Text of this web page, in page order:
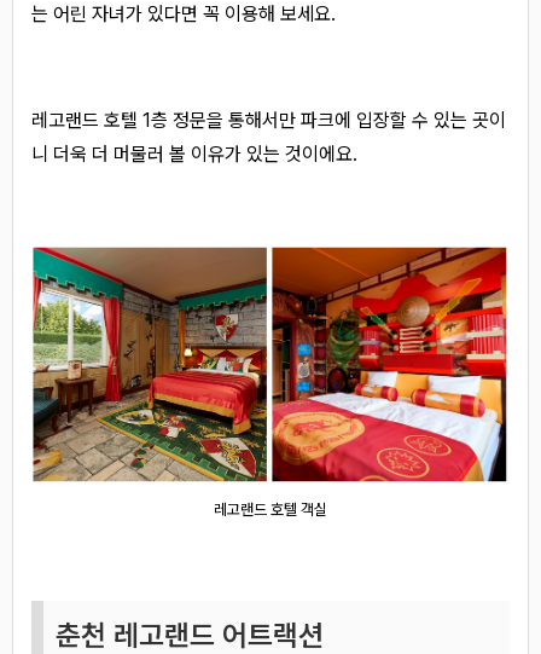
는 어린 자녀가 있다면 꼭 이용해 보세요.
레고랜드 호텔 1층 정문을 통해서만 파크에 입장할 수 있는 곳이
니 더욱 더 머물러 볼 이유가 있는 것이에요.
레고랜드 호텔 객실
춘천 레고랜드 어트랙션